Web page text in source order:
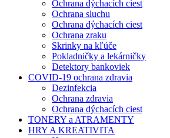
Ochrana dýchacích ciest
Ochrana sluchu
Ochrana dýchacích ciest
Ochrana zraku
Skrinky na kľúče
Pokladničky a lekárničky
Detektory bankoviek
COVID-19 ochrana zdravia
Dezinfekcia
Ochrana zdravia
Ochrana dýchacích ciest
TONERY a ATRAMENTY
HRY A KREATIVITA